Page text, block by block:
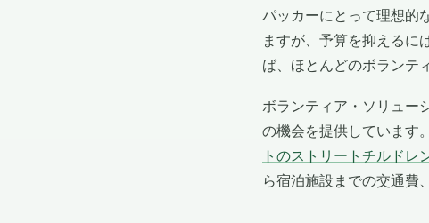
パッカーにとって理想的
ますが、予算を抑えるに
ば、ほとんどのボランテ
ボランティア・ソリュー
の機会を提供しています。
トのストリートチルドレ
ら宿泊施設までの交通費